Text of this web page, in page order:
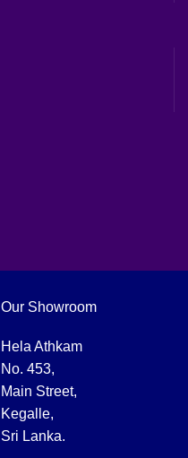
Our Showroom
Hela Athkam
No. 453,
Main Street,
Kegalle,
Sri Lanka.